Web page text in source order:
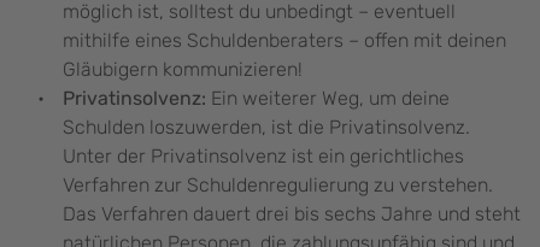
möglich ist, solltest du unbedingt – eventuell
mithilfe eines Schuldenberaters – offen mit deinen
Gläubigern kommunizieren!
Privatinsolvenz: Ein weiterer Weg, um deine
Schulden loszuwerden, ist die Privatinsolvenz.
Unter der Privatinsolvenz ist ein gerichtliches
Verfahren zur Schuldenregulierung zu verstehen.
Das Verfahren dauert drei bis sechs Jahre und steht